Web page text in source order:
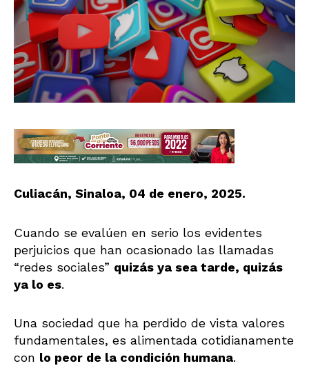
Culiacán, Sinaloa, 04 de enero, 2025.
Cuando se evalúen en serio los evidentes
perjuicios que han ocasionado las llamadas
“redes sociales” quizás ya sea tarde, quizás
ya lo es.
Una sociedad que ha perdido de vista valores
fundamentales, es alimentada cotidianamente
con lo peor de la condición humana.